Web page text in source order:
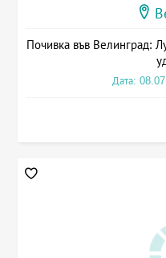
Почивка във Велинград:
Дата: